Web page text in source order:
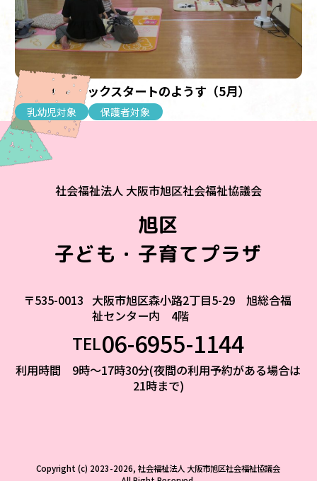
【乳幼児】ブックスタートのようす（5月）
乳幼児対象 保護者対象
社会福祉法人 大阪市旭区社会福祉協議会
旭区
子ども・子育てプラザ
〒535-0013 大阪市旭区森小路2丁目5-29 旭総合福
祉センター内 4階
TEL06-6955-1144
利用時間 9時～17時30分(夜間の利用予約がある場合は
21時まで)
Copyright (c) 2023-2026, 社会福祉法人 大阪市旭区社会福祉協議会